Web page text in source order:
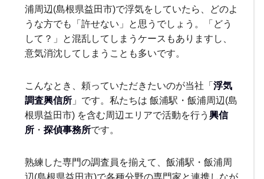
浦周辺(島根県益田市)で浮気をしていたら、どのよ
うな方でも「許せない」と思うでしょう。「どう
して？」と混乱してしまうケースもありますし、
意気消沈してしまうことも多いです。
こんなとき、頼っていただきたいのが当社「浮気
調査興信所 」です。私たちは 飯浦駅・飯浦周辺(島
根県益田市) を含む周辺エリアで活動を行う 興信
所 ・ 探偵事務所です。
熟練した専門の調査員を揃えて、飯浦駅・飯浦周
辺(島根県益田市)で各種分野の専門家と連携しなが